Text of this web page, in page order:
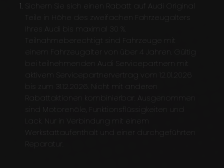
Sichern Sie sich einen Rabatt auf Audi Original
Teile in Höhe des zweifachen Fahrzeugalters
Ihres Audi bis maximal 30 %.
Teilnahmeberechtigt sind Fahrzeuge mit
einem Fahrzeugalter von über 4 Jahren. Gültig
bei teilnehmenden Audi Servicepartnern mit
aktivem Servicepartnervertrag vom 12.01.2026
bis zum 31.12.2026. Nicht mit anderen
Rabattaktionen kombinierbar. Ausgenommen
sind Motorenöle, Funktionsflüssigkeiten und
Lack. Nur in Verbindung mit einem
Werkstattaufenthalt und einer durchgeführten
Reparatur.